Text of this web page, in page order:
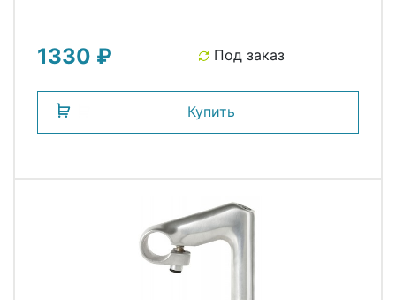
1330 ₽ Под заказ
Купить